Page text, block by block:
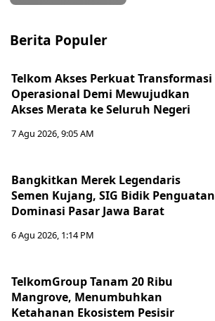
Berita Populer
Telkom Akses Perkuat Transformasi
Operasional Demi Mewujudkan
Akses Merata ke Seluruh Negeri
7 Agu 2026, 9:05 AM
Bangkitkan Merek Legendaris
Semen Kujang, SIG Bidik Penguatan
Dominasi Pasar Jawa Barat
6 Agu 2026, 1:14 PM
TelkomGroup Tanam 20 Ribu
Mangrove, Menumbuhkan
Ketahanan Ekosistem Pesisir